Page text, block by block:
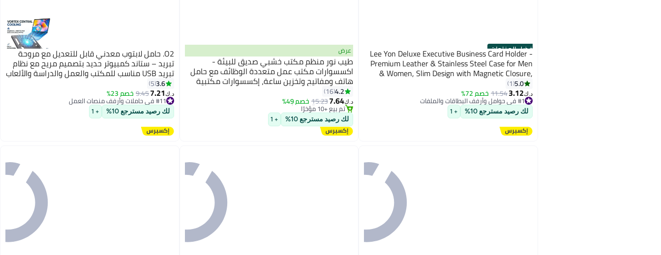
أفضل المنتجات
Lee Yon Deluxe Executive Business Card Holder -
Premium Leather & Stainless Steel Case for Men
& Women, Slim Design with Magnetic Closure,
Holds up to 25 Business Cards, Cigarette Case
(Dark Coffee)
5.0
1
د.ك‏3.12
11.54خصم 72% #1 في حوامل وأرفف البطاقات والملفات
تم بيع +20 مؤخرًا
#1 في حوامل وأرفف البطاقات والملفات
لك رصيد مسترجع 10% + 1
عرض
طيب نور منظم مكتب خشبي صديق للبيئة -
اكسسوارات مكتب عمل متعددة الوظائف مع حامل
هاتف ومفاتيح وتخزين ساعة، إكسسوارات مكتبية
للرجال والنساء، هدية عملية من خشب طبيعي متين
(تركيب سهل)
4.2
16
د.ك‏7.64
15.23خصم 49%
#6 في لوازم المكتب والحوامل والموزعات
أقل سعر في 30 يوم
تم بيع +10 مؤخرًا
#6 في لوازم المكتب والحوامل والموزعات
لك رصيد مسترجع 10% + 1
O2. حامل لابتوب معدني قابل للتعديل مع مروحة
تبريد – ستاند كمبيوتر حديد بتصميم مريح مع نظام
تبريد USB مناسب للمكتب والعمل والدراسة والألعاب
3.6
5
د.ك‏7.21
9.45خصم 23% #11 في حاملات وأرفف منصات العمل
أقل سعر في 7 يوم
#11 في حاملات وأرفف منصات العمل
لك رصيد مسترجع 10% + 1